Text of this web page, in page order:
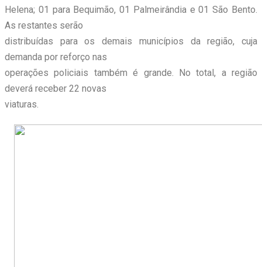
Helena; 01 para Bequimão, 01 Palmeirândia e 01 São Bento.
As restantes serão
distribuídas para os demais municípios da região, cuja
demanda por reforço nas
operações policiais também é grande. No total, a região
deverá receber 22 novas
viaturas.